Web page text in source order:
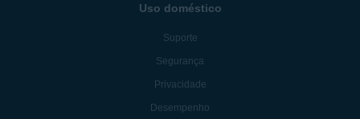
Uso doméstico
Suporte
Segurança
Privacidade
Desempenho